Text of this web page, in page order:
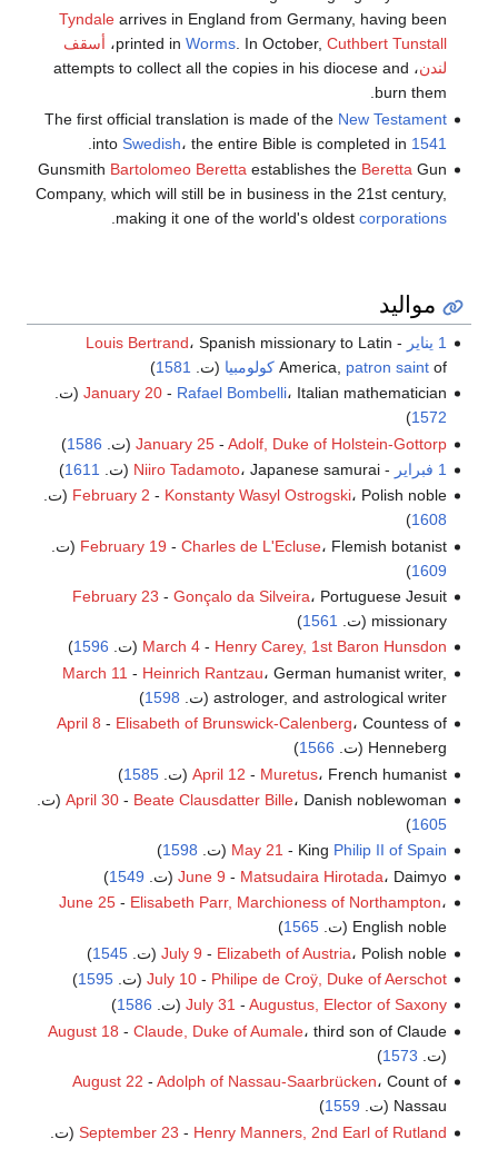
Tyndalearrives in England from Germany, having been
printed in Worms. In October, Cuthbert Tunstall ، أسقف
لندن
، attempts to collect all the copies in his diocese and
burn them.
The first official translation is made of the New Testament
into Swedish، the entire Bible is completed in 1541
Gunsmith Bartolomeo Beretta establishes the Beretta Gun
Company, which will still be in business in the 21st century,
making it one of the world's oldest corporations
مواليد
1 يناير -
Louis Bertrand، Spanish missionary to Latin
America, patron saintof كولومبيا (ت. 1581
)
January 20- Rafael Bombelli، Italian mathematician (ت.
1572
)
January 25- Adolf, Duke of Holstein-Gottorp (ت. 1586
)
1 فبراير
-
Niiro Tadamoto، Japanese samurai (ت. 1611
)
February 2 - Konstanty Wasyl Ostrogski، Polish noble (ت.
1608
)
February 19 - Charles de L'Ecluse، Flemish botanist (ت.
1609
)
February 23 - Gonçalo da Silveira، Portuguese Jesuit
missionary (ت.
1561
)
March 4- Henry Carey, 1st Baron Hunsdon (ت. 1596
)
March 11 - Heinrich Rantzau، German humanist writer,
astrologer, and astrological writer (ت.
1598
)
April 8 - Elisabeth of Brunswick-Calenberg، Countess of
Henneberg (ت.
1566
)
April 12 - Muretus، French humanist (ت. 1585
)
April 30- Beate Clausdatter Bille، Danish noblewoman (ت.
1605
)
May 21 - King Philip II of Spain (ت. 1598
)
June 9 - Matsudaira Hirotada، Daimyo (ت. 1549
)
June 25- Elisabeth Parr, Marchioness of Northampton،
English noble (ت.
1565
)
July 9 - Elizabeth of Austria، Polish noble (ت. 1545
)
July 10- Philipe de Croÿ, Duke of Aerschot (ت.1595
)
July 31 - Augustus, Elector of Saxony (ت. 1586
)
August 18 - Claude, Duke of Aumale، third son of Claude
(ت. 1573
)
August 22 - Adolph of Nassau-Saarbrücken، Count of
Nassau (ت.
1559
)
September 23 - Henry Manners, 2nd Earl of Rutland
(ت.